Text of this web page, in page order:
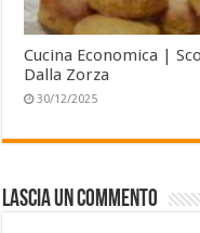
Cucina Economica |
Dalla Zorza
30/12/2025
Lascia un commento